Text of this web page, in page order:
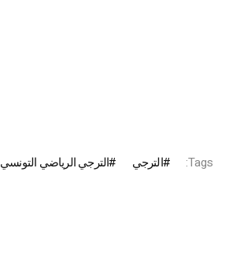
Tags: الترجي الترجي الرياضي التونسي